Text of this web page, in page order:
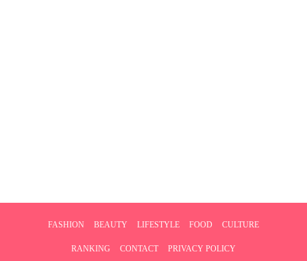
FASHION BEAUTY LIFESTYLE FOOD CULTURE
RANKING CONTACT PRIVACY POLICY